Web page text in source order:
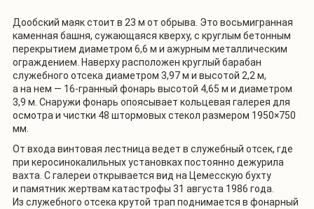
Дообский маяк стоит в 23 м от обрыва. Это восьмигранная
каменная башня, сужающаяся кверху, с круглым бетонным
перекрытием диаметром 6,6 м и ажурным металлическим
ограждением. Наверху расположен круглый барабан
служебного отсека диаметром 3,97 м и высотой 2,2 м,
а на нем — 16-гранный фонарь высотой 4,65 м и диаметром
3,9 м. Снаружи фонарь опоясывает кольцевая галерея для
осмотра и чистки 48 штормовых стекол размером 1950×750
мм.
От входа винтовая лестница ведет в служебный отсек, где
при керосинокалильных установках постоянно дежурила
вахта. С галереи открывается вид на Цемесскую бухту
и памятник жертвам катастрофы 31 августа 1986 года.
Из служебного отсека крутой трап поднимается в фонарный